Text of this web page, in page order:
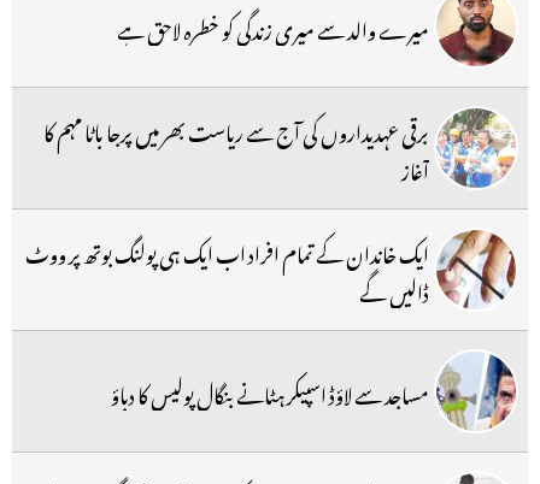
میرے والد سے میری زندگی کو خطرہ لاحق ہے
برقی عہدیداروں کی آج سے ریاست بھر میں پرجا باٹا مہم کا
آغاز
ایک خاندان کے تمام افراد اب ایک ہی پولنگ بوتھ پر ووٹ
ڈالیں گے
مساجد سے لاؤڈ اسپیکر ہٹانے بنگال پولیس کا دباؤ